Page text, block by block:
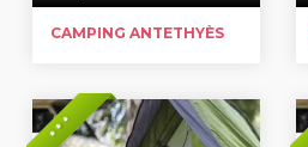
CAMPING ANTETHYÈS
* * *